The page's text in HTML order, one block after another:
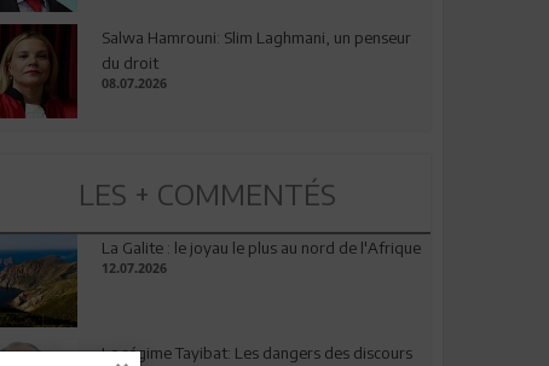
Salwa Hamrouni: Slim Laghmani, un penseur
du droit
08.07.2026
LES + COMMENTÉS
La Galite : le joyau le plus au nord de l'Afrique
12.07.2026
Le régime Tayibat: Les dangers des discours